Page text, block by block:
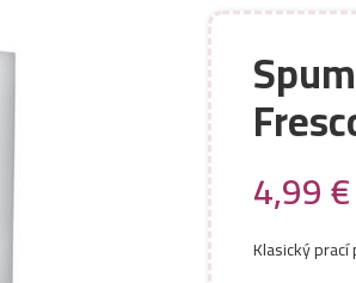
4,99€
Klasický